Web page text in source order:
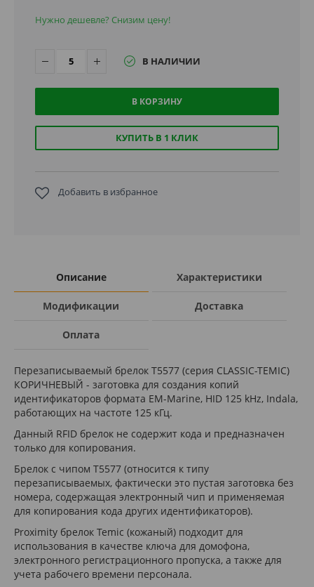
Нужно дешевле? Снизим цену!
В НАЛИЧИИ
В КОРЗИНУ
КУПИТЬ В 1 КЛИК
Добавить в избранное
Описание Характеристики
Модификации Доставка
Оплата
Перезаписываемый брелок T5577 (серия CLASSIC-TEMIC)
КОРИЧНЕВЫЙ - заготовка для создания копий
идентификаторов формата EM-Marine, HID 125 kHz, Indala,
работающих на частоте 125 кГц.
Данный RFID брелок не содержит кода и предназначен
только для копирования.
Брелок с чипом T5577 (относится к типу
перезаписываемых, фактически это пустая заготовка без
номера, содержащая электронный чип и применяемая
для копирования кода других идентификаторов).
Proximity брелок Temic (кожаный) подходит для
использования в качестве ключа для домофона,
электронного регистрационного пропуска, а также для
учета рабочего времени персонала.